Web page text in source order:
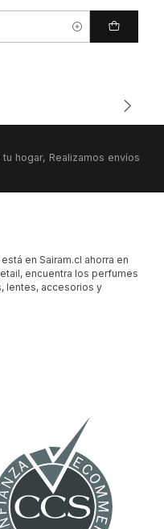
hogar, Realizamos envíos
en Sairam.cl ahorra en
encuentra los perfumes
lentes, accesorios y